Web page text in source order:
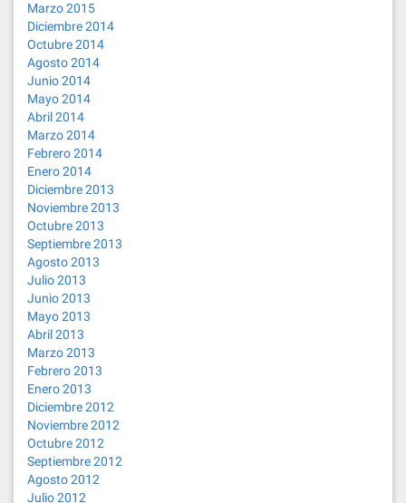
Marzo 2015
Diciembre 2014
Octubre 2014
Agosto 2014
Junio 2014
Mayo 2014
Abril 2014
Marzo 2014
Febrero 2014
Enero 2014
Diciembre 2013
Noviembre 2013
Octubre 2013
Septiembre 2013
Agosto 2013
Julio 2013
Junio 2013
Mayo 2013
Abril 2013
Marzo 2013
Febrero 2013
Enero 2013
Diciembre 2012
Noviembre 2012
Octubre 2012
Septiembre 2012
Agosto 2012
Julio 2012